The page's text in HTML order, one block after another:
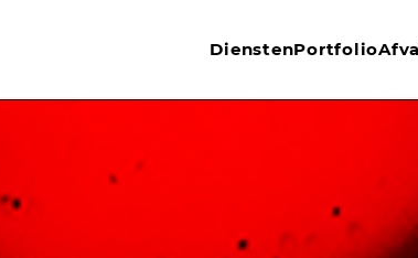
DienstenPortfolio